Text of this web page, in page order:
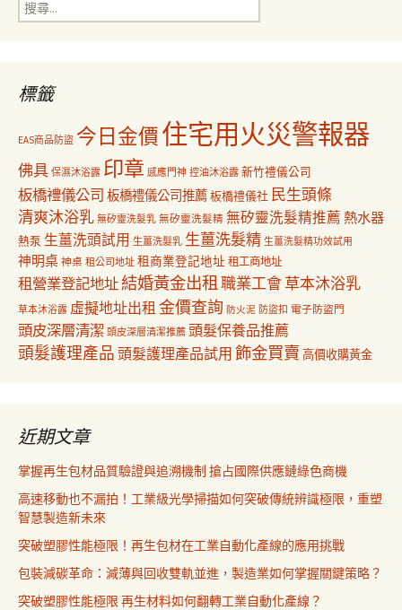
覽
尋
標籤
EAS商品防盜 今日金價住宅用火災警報器
佛具 保濕沐浴露 印章 感應門神 控油沐浴露 新竹禮儀公司
板橋禮儀公司 板橋禮儀公司推薦板橋禮儀社 民生頭條
清爽沐浴乳 無矽靈洗髮乳 無矽靈洗髮精 無矽靈洗髮精推薦 熱水器
熱泵 生薑洗頭試用 生薑洗髮乳 生薑洗髮精 生薑洗髮精功效試用
神明桌 神桌 租公司地址 租商業登記地址 租工商地址
租營業登記地址結婚黃金出租職業工會草本沐浴乳
草本沐浴露 虛擬地址出租 金價查詢 防火泥 防盜扣 電子防盜門
頭皮深層清潔 頭皮深層清潔推薦 頭髮保養品推薦
頭髮護理產品 頭髮護理產品試用 飾金買賣 高價收購黃金
近期文章
掌握再生包材品質驗證與追溯機制 搶占國際供應鏈綠色商機
高速移動也不漏拍！工業級光學掃描如何突破傳統辨識極限，重塑
智慧製造新未來
突破塑膠性能極限！再生包材在工業自動化產線的應用挑戰
包裝減碳革命：減薄與回收雙軌並進，製造業如何掌握關鍵策略？
突破塑膠性能極限 再生材料如何翻轉工業自動化產線？